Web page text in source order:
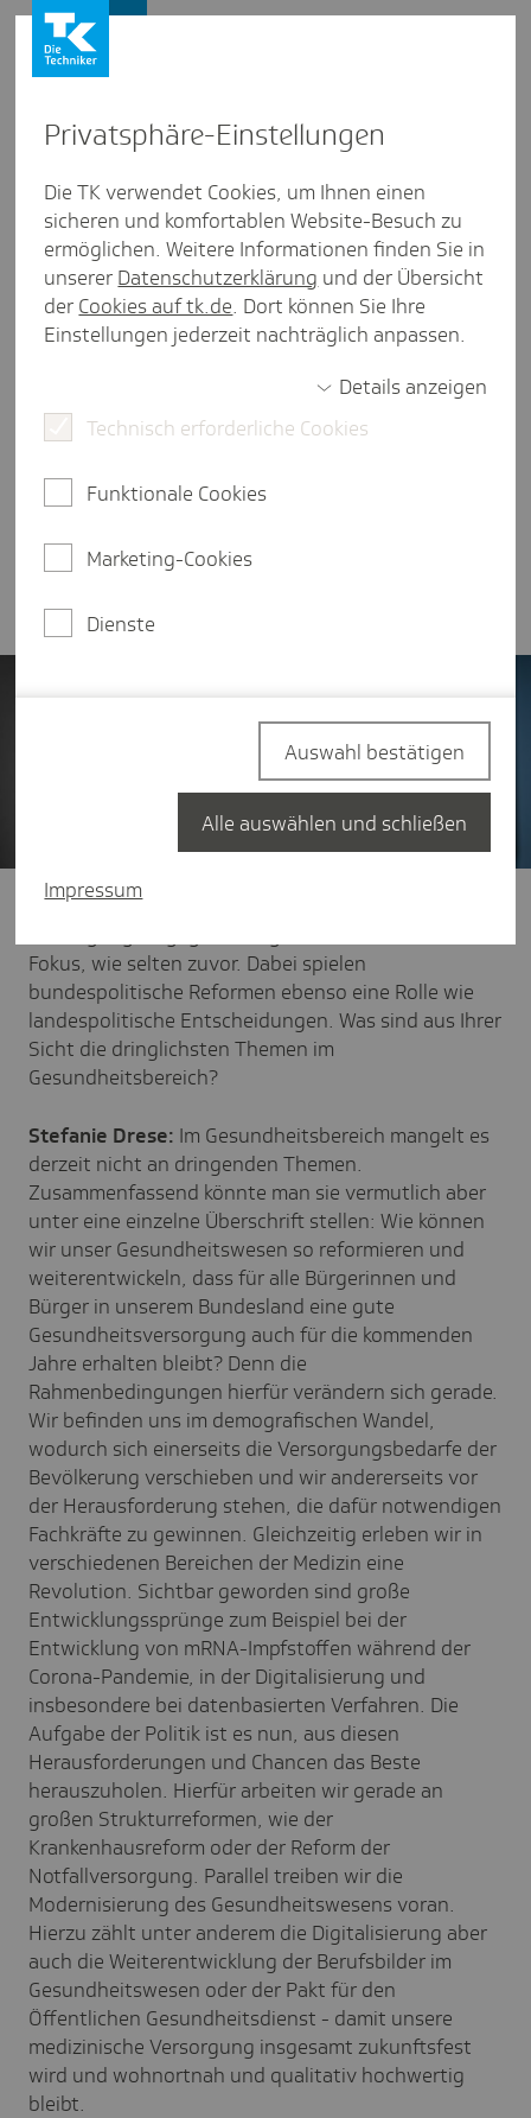
Inter­view zur Kran­ken­haus­re­
form mit Minis­terin Stefanie
Drese
Inter­view aus Meck­len­burg-Vorpom­mern
Die Versorgungslandschaft in Mecklenburg-
Vorpommern wird sich verändern. Im Interview
schildert Ministerin Drese, welche
Verbesserungsprozesse sie in der laufenden
6 Minuten Lesezeit
Presse und Politik Gesundheitspolitik
TK:Sehr geehrte Frau Ministerin, die medizinische
Fokus, wie selten zuvor. Dabei spielen
bundespolitische Reformen ebenso eine Rolle wie
landespolitische Entscheidungen. Was sind aus Ihrer
Sicht die dringlichsten Themen im
Gesundheitsbereich?
Stefanie Drese: Im Gesundheitsbereich mangelt es
derzeit nicht an dringenden Themen.
Zusammenfassend könnte man sie vermutlich aber
unter eine einzelne Überschrift stellen: Wie können
wir unser Gesundheitswesen so reformieren und
weiterentwickeln, dass für alle Bürgerinnen und
Bürger in unserem Bundesland eine gute
Gesundheitsversorgung auch für die kommenden
Jahre erhalten bleibt? Denn die
Rahmenbedingungen hierfür verändern sich gerade.
Wir befinden uns im demografischen Wandel,
wodurch sich einerseits die Versorgungsbedarfe der
Bevölkerung verschieben und wir andererseits vor
der Herausforderung stehen, die dafür notwendigen
Fachkräfte zu gewinnen. Gleichzeitig erleben wir in
verschiedenen Bereichen der Medizin eine
Revolution. Sichtbar geworden sind große
Entwicklungssprünge zum Beispiel bei der
Entwicklung von mRNA-Impfstoffen während der
Corona-Pandemie, in der Digitalisierung und
insbesondere bei datenbasierten Verfahren. Die
Aufgabe der Politik ist es nun, aus diesen
Herausforderungen und Chancen das Beste
herauszuholen. Hierfür arbeiten wir gerade an
großen Strukturreformen, wie der
Krankenhausreform oder der Reform der
Notfallversorgung. Parallel treiben wir die
Modernisierung des Gesundheitswesens voran.
Hierzu zählt unter anderem die Digitalisierung aber
auch die Weiterentwicklung der Berufsbilder im
Gesundheitswesen oder der Pakt für den
Öffentlichen Gesundheitsdienst - damit unsere
medizinische Versorgung insgesamt zukunftsfest
wird und wohnortnah und qualitativ hochwertig
bleibt.
Privat­sphäre-Einstel­lungen
Die TK verwendet Cookies, um Ihnen einen
sicheren und komfortablen Website-Besuch zu
ermöglichen. Weitere Informationen finden Sie in
unserer Datenschutzerklärung und der Übersicht
der Cookies auf tk.de. Dort können Sie Ihre
Einstellungen jederzeit nachträglich anpassen.
Details anzeigen
Technisch erforderliche Cookies
Funktionale Cookies
Marketing-Cookies
Dienste
Impressum
Auswahl bestätigen
Alle auswählen und schließen